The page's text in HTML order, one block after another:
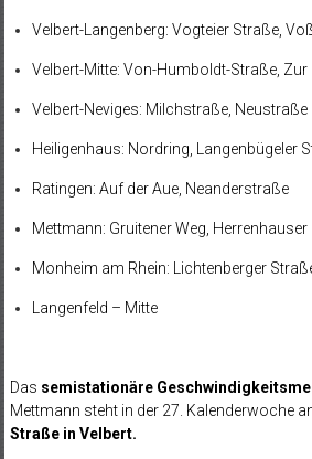
Velbert-Langenberg: Vogteier Straße,
Velbert-Mitte: Von-Humboldt-Straße, Zur
Velbert-Neviges: Milchstraße, Neustraße
Heiligenhaus: Nordring, Langenbügeler
Ratingen: Auf der Aue, Neanderstraße
Mettmann: Gruitener Weg, Herrenhauser
Monheim am Rhein: Lichtenberger
Langenfeld – Mitte
Das semistationäre
Mettmann steht in der 27 . Kalenderwoche
Straße in Velbert.